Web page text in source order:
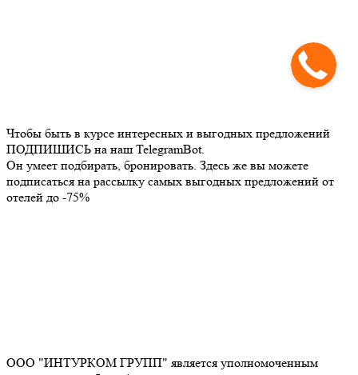
Чтобы быть в курсе интересных и выгодных предложений
ПОДПИШИСЬ на наш TelegramBot.
Он умеет подбирать, бронировать. Здесь же вы можете
подписаться на рассылку самых выгодных предложений от
отелей до -75%
ООО "ИНТУРКОМ ГРУПП" является уполномоченным